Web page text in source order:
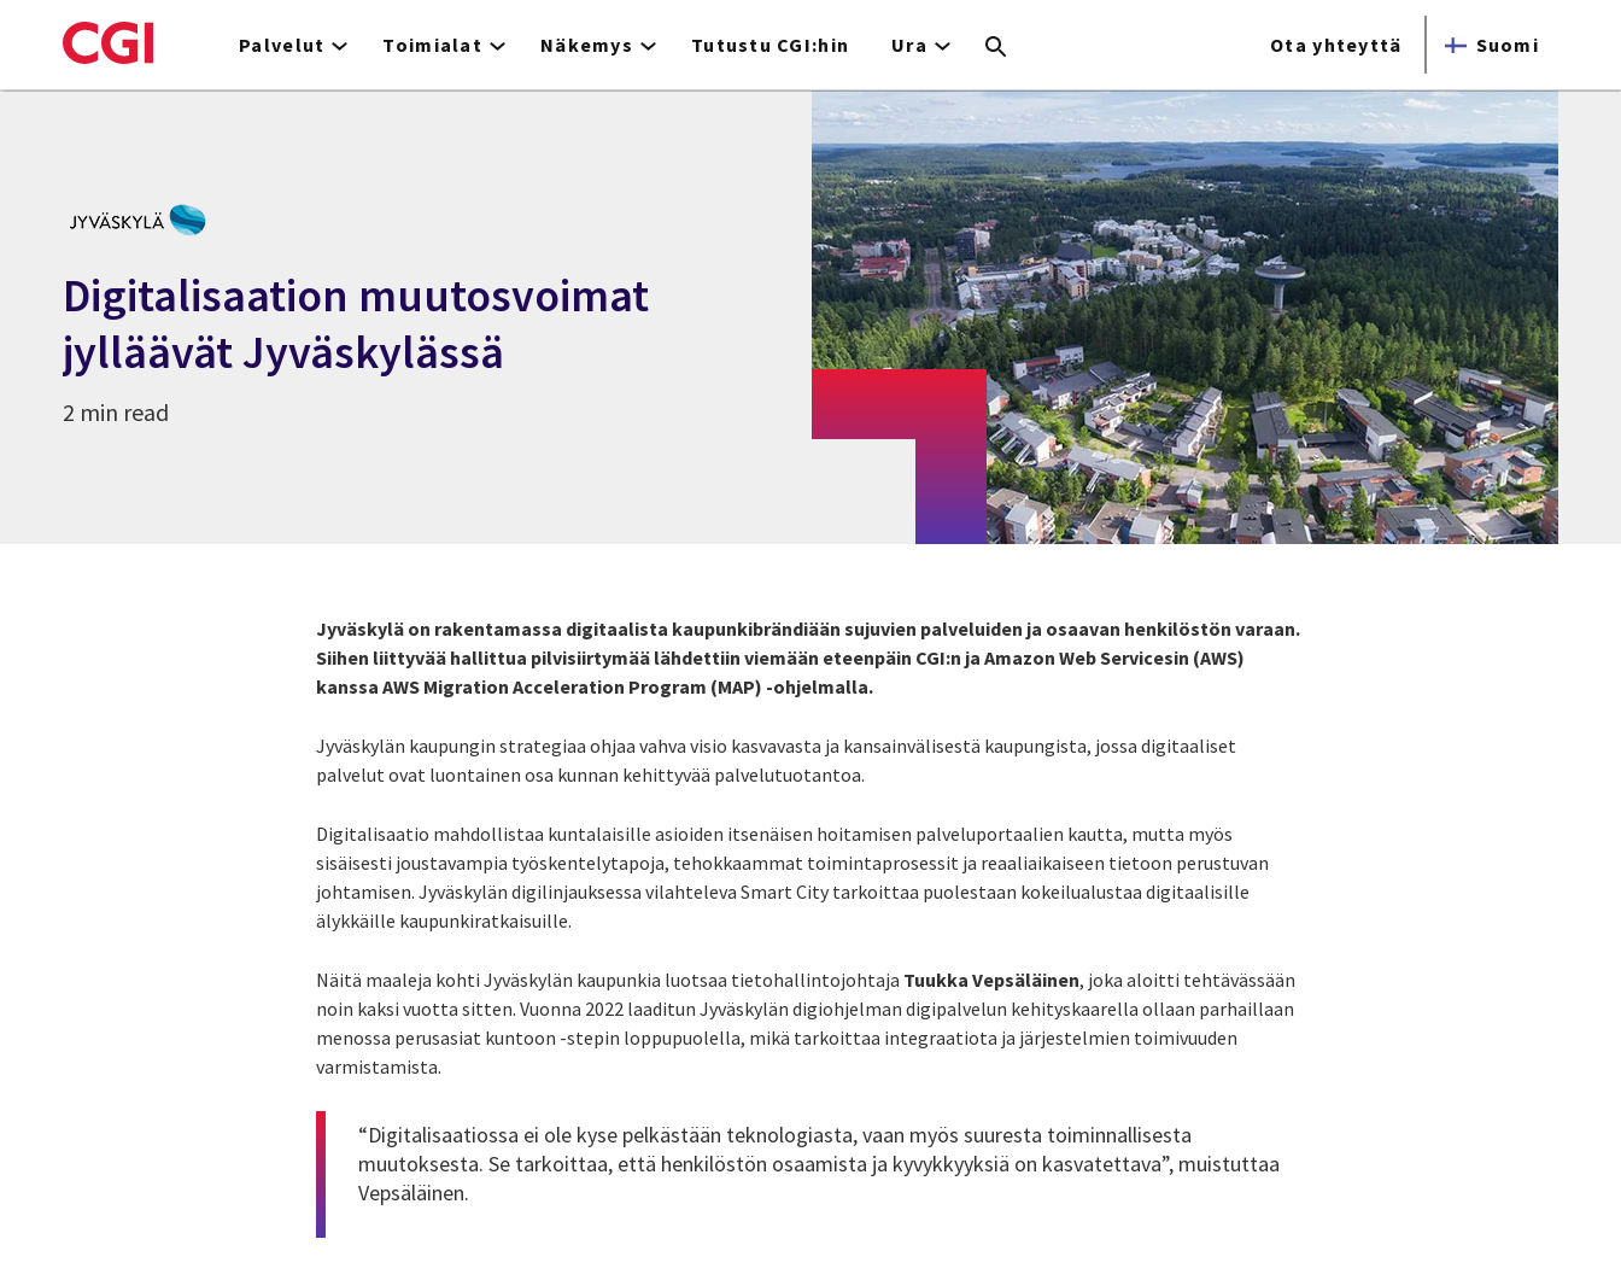
to
Palvelut Toimialat Näkemys Tutustu CGI:hin Ura Ota yhteyttä Suomi
Digitalisaation muutosvoimat
jylläävät Jyväskylässä
2 min read
Jyväskylä on rakentamassa digitaalista kaupunkibrändiään sujuvien palveluiden ja osaavan henkilöstön varaan.
Siihen liittyvää hallittua pilvisiirtymää lähdettiin viemään eteenpäin CGI:n ja Amazon Web Servicesin (AWS)
kanssa AWS Migration Acceleration Program (MAP) -ohjelmalla.
Jyväskylän kaupungin strategiaa ohjaa vahva visio kasvavasta ja kansainvälisestä kaupungista, jossa digitaaliset
palvelut ovat luontainen osa kunnan kehittyvää palvelutuotantoa.
Digitalisaatio mahdollistaa kuntalaisille asioiden itsenäisen hoitamisen palveluportaalien kautta, mutta myös
sisäisesti joustavampia työskentelytapoja, tehokkaammat toimintaprosessit ja reaaliaikaiseen tietoon perustuvan
johtamisen. Jyväskylän digilinjauksessa vilahteleva Smart City tarkoittaa puolestaan kokeilualustaa digitaalisille
älykkäille kaupunkiratkaisuille.
Näitä maaleja kohti Jyväskylän kaupunkia luotsaa tietohallintojohtaja Tuukka Vepsäläinen, joka aloitti tehtävässään
noin kaksi vuotta sitten. Vuonna 2022 laaditun Jyväskylän digiohjelman digipalvelun kehityskaarella ollaan parhaillaan
menossa perusasiat kuntoon -stepin loppupuolella, mikä tarkoittaa integraatiota ja järjestelmien toimivuuden
varmistamista.
“Digitalisaatiossa ei ole kyse pelkästään teknologiasta, vaan myös suuresta toiminnallisesta
muutoksesta. Se tarkoittaa, että henkilöstön osaamista ja kyvykkyyksiä on kasvatettava”, muistuttaa
Vepsäläinen.